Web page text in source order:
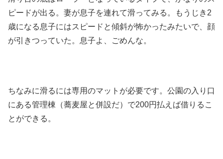
ピードが出る。妻が息子を連れて滑ってみる。もうじき2
歳になる息子にはスピードと傾斜が怖かったみたいで、顔
が引きつっていた。息子よ、ごめんな。
ちなみに滑るには専用のマットが必要です。公園の入り口
にある管理棟（蕎麦屋と併設だ）で200円払えば借りるこ
とができる。